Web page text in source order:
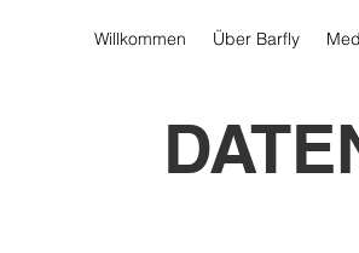
Willkommen Über Barfly